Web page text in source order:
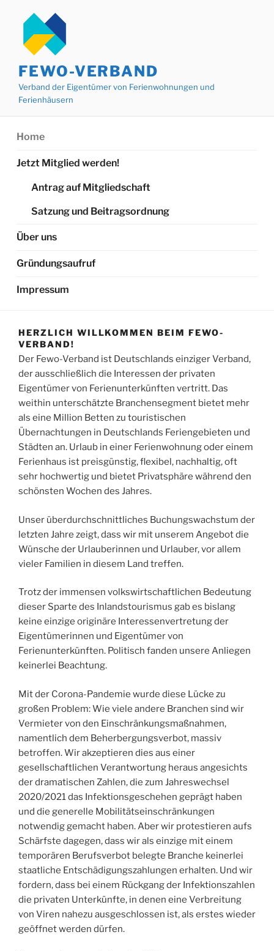
Inhalt
springen
FEWO-VERBAND
Verband der Eigentümer von Ferienwohnungen und
Ferienhäusern
Home
Jetzt Mitglied werden!
Antrag auf Mitgliedschaft
Satzung und Beitragsordnung
Über uns
Gründungsaufruf
Impressum
HERZLICH WILLKOMMEN BEIM FEWO-
VERBAND!
Der Fewo-Verband ist Deutschlands einziger Verband,
der ausschließlich die Interessen der privaten
Eigentümer von Ferienunterkünften vertritt. Das
weithin unterschätzte Branchensegment bietet mehr
als eine Million Betten zu touristischen
Übernachtungen in Deutschlands Feriengebieten und
Städten an. Urlaub in einer Ferienwohnung oder einem
Ferienhaus ist preisgünstig, flexibel, nachhaltig, oft
sehr hochwertig und bietet Privatsphäre während den
schönsten Wochen des Jahres.
Unser überdurchschnittliches Buchungswachstum der
letzten Jahre zeigt, dass wir mit unserem Angebot die
Wünsche der Urlauberinnen und Urlauber, vor allem
vieler Familien in diesem Land treffen.
Trotz der immensen volkswirtschaftlichen Bedeutung
dieser Sparte des Inlandstourismus gab es bislang
keine einzige originäre Interessenvertretung der
Eigentümerinnen und Eigentümer von
Ferienunterkünften. Politisch fanden unsere Anliegen
keinerlei Beachtung.
Mit der Corona-Pandemie wurde diese Lücke zu
großen Problem: Wie viele andere Branchen sind wir
Vermieter von den Einschränkungsmaßnahmen,
namentlich dem Beherbergungsverbot, massiv
betroffen. Wir akzeptieren dies aus einer
gesellschaftlichen Verantwortung heraus angesichts
der dramatischen Zahlen, die zum Jahreswechsel
2020/2021 das Infektionsgeschehen geprägt haben
und die generelle Mobilitätseinschränkungen
notwendig gemacht haben. Aber wir protestieren aufs
Schärfste dagegen, dass wir als einzige mit einem
temporären Berufsverbot belegte Branche keinerlei
staatliche Entschädigungszahlungen erhalten. Und wir
fordern, dass bei einem Rückgang der Infektionszahlen
die privaten Unterkünfte, in denen eine Verbreitung
von Viren nahezu ausgeschlossen ist, als erstes wieder
geöffnet werden dürfen.